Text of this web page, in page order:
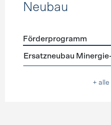
Neubau
Förderprogramme
Förderprogramm
Ersatzneubau
+